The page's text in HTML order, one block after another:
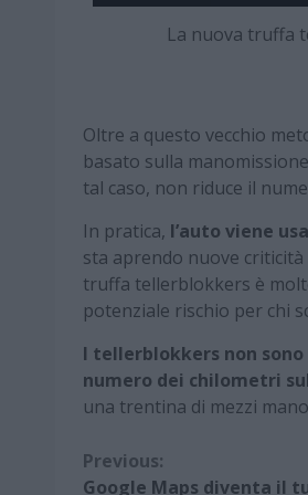
La nuova truffa
Oltre a questo vecchio
basato sulla
tal caso, non riduce il
In pratica, l’auto viene
sta aprendo nuove
truffa tellerblokkers è
potenziale rischio per chi
I tellerblokkers non
numero dei chilometri
una trentina di mezzi
Continue
Previous:
Google Maps diventa il